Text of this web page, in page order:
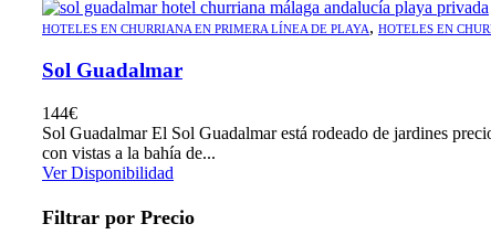
HOTELES EN CHURRIANA EN PRIMERA LÍNEA DE PLAYA, HOTELES EN
Sol Guadalmar
144€
Sol Guadalmar El Sol Guadalmar está rodeado de jardines
con vistas a la bahía de...
Ver Disponibilidad
Filtrar por Precio